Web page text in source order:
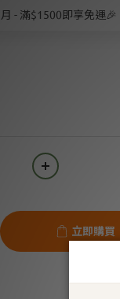
- 滿$1500即享免運🎉
立即購買